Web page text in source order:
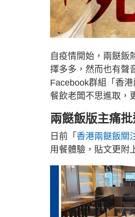
自疫情開始，兩餸飯
擇多多，然而也有聲
Facebook群組「香
餐飲老闆不思進取，
兩餸飯版主痛
日前「 香港兩餸飯關
用餐體驗，貼文更附